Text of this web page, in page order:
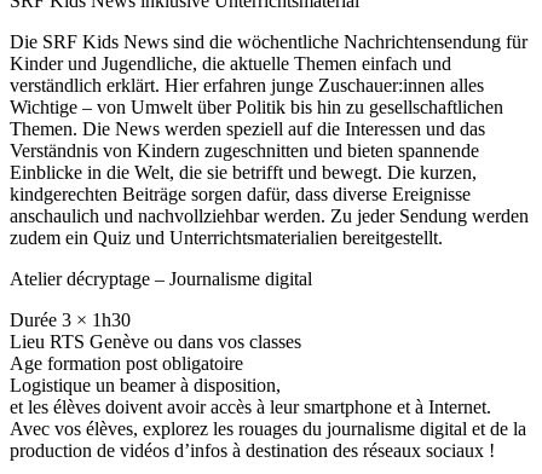
Die SRF Kids News sind die wöchentliche Nachrichtensendung für
Kinder und Jugendliche, die aktuelle Themen einfach und
verständlich erklärt. Hier erfahren junge Zuschauer:innen alles
Wichtige – von Umwelt über Politik bis hin zu gesellschaftlichen
Themen. Die News werden speziell auf die Interessen und das
Verständnis von Kindern zugeschnitten und bieten spannende
Einblicke in die Welt, die sie betrifft und bewegt. Die kurzen,
kindgerechten Beiträge sorgen dafür, dass diverse Ereignisse
anschaulich und nachvollziehbar werden. Zu jeder Sendung werden
zudem ein Quiz und Unterrichtsmaterialien bereitgestellt.
Atelier décryptage – Journalisme digital
Durée 3 × 1h30
Lieu RTS Genève ou dans vos classes
Age formation post obligatoire
Logistique un beamer à disposition,
et les élèves doivent avoir accès à leur smartphone et à Internet.
Avec vos élèves, explorez les rouages du journalisme digital et de la
production de vidéos d’infos à destination des réseaux sociaux !